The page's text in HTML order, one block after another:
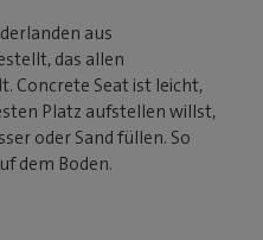
aus
das allen
Concrete Seat ist leicht,
Platz aufstellen willst,
oder Sand füllen. So
dem Boden.